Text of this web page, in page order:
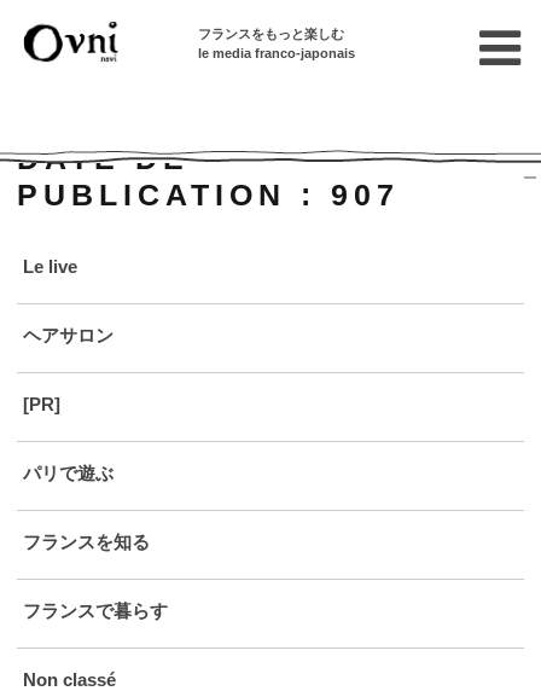
フランスをもっと楽しむ
le media franco-japonais
DATE DE
PUBLICATION :907
Le live
ヘアサロン
[PR]
パリで遊ぶ
フランスを知る
フランスで暮らす
Non classé